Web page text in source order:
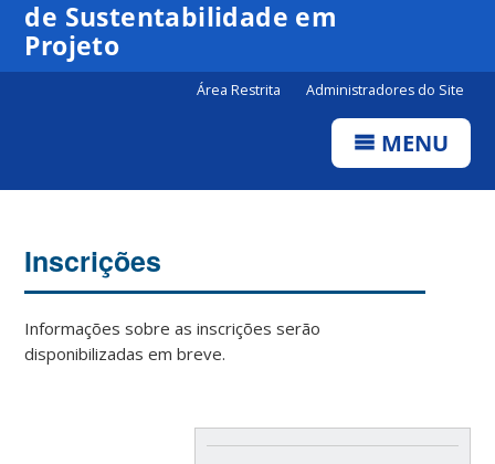
de Sustentabilidade em
Projeto
Área Restrita Administradores do Site
MENU
Inscrições
Informações sobre as inscrições serão
disponibilizadas em breve.